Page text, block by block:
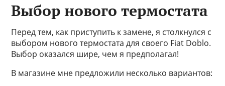
Выбор нового термостата
Перед тем, как приступить к замене, я столкнулся с
выбором нового термостата для своего Fiat Doblo.
Выбор оказался шире, чем я предполагал!
В магазине мне предложили несколько вариантов: